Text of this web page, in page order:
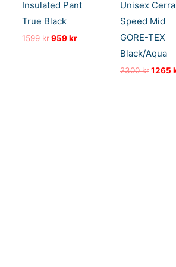
Insulated Pant
True Black
1599kr Opprinnelig
959krNåværende
Unisex Cerra
Speed Mid
GORE-TEX
Black/Aqua
2300kr 1265